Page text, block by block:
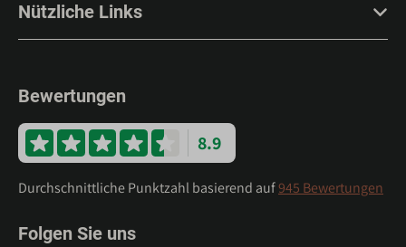
Nützliche Links
Bewertungen
8.9
Durchschnittliche Punktzahl basierend auf945 Bewertungen
Folgen Sie uns